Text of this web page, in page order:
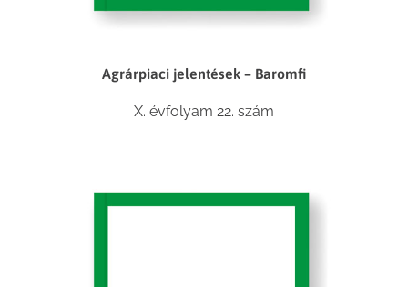
Agrárpiaci jelentések – Baromfi
X. évfolyam 22. szám